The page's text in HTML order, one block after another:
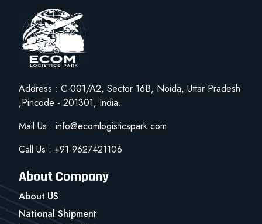
Address : C-001/A2, Sector 16B, Noida, Uttar Pradesh
,Pincode - 201301, India.
Mail Us : info@ecomlogisticspark.com
Call Us : +91-9627421106
About Company
About US
National Shipment